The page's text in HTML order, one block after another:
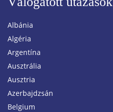
Albánia
Algéria
Argentína
Ausztrália
Ausztria
Azerbajdzsán
Belgium